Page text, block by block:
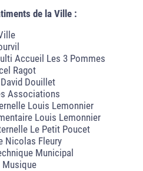
de la Ville :
Accueil Les 3 Pommes
Ragot
Douillet
Associations
Louis Lemonnier
Louis Lemonnier
Le Petit Poucet
Nicolas Fleury
Municipal
Musique